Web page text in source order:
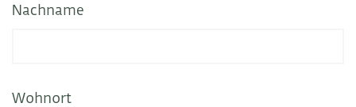
Nachname
Wohnort